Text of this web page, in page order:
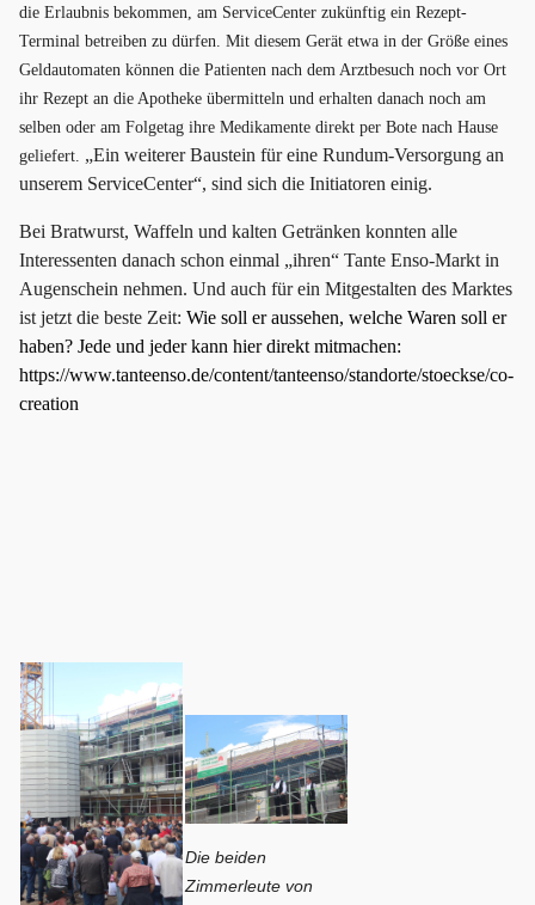
die Erlaubnis bekommen, am ServiceCenter zukünftig ein Rezept-
Terminal betreiben zu dürfen. Mit diesem Gerät etwa in der Größe eines
Geldautomaten können die Patienten nach dem Arztbesuch noch vor Ort
ihr Rezept an die Apotheke übermitteln und erhalten danach noch am
selben oder am Folgetag ihre Medikamente direkt per Bote nach Hause
geliefert. „Ein weiterer Baustein für eine Rundum-Versorgung an
unserem ServiceCenter“,sind sich die Initiatoren einig.
Bei Bratwurst, Waffeln und kalten Getränken konnten alle
Interessenten danach schon einmal „ihren“ Tante Enso-Markt in
Augenschein nehmen. Und auch für ein Mitgestalten des Marktes
ist jetzt die beste Zeit:Wie soll er aussehen, welche Waren soll er
haben? Jede und jeder kann hier direkt mitmachen:
https://www.tanteenso.de/content/tanteenso/standorte/stoeckse/co-
creation
Die beiden
Zimmerleute von